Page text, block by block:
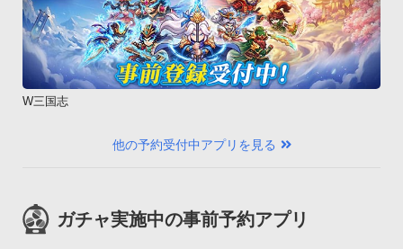
IS05、IS06、MEDIAS BR IS11N、MIRACH IS11PT、
MOTOROLA PHOTON ISW11M、Motorola Xoom MZ604、
Optimus G LGL21、Optimus X IS11LG、REGZA Phone
IS04、REGZA Phone IS11T、URBANO PROGRESSO、VEGA
作保証は致しておりません。御了承ください。
お客様にはご迷惑をおかけいたしますが､なにとぞご理解い
W三国志
他の予約受付中アプリを見る
ガチャ実施中の事前予約アプリ